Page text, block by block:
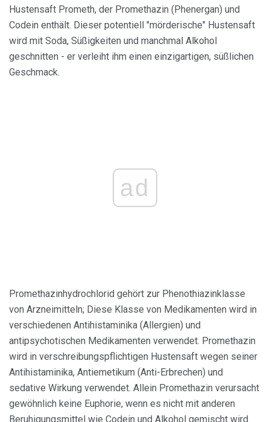
Hustensaft Prometh, der Promethazin (Phenergan) und
Codein enthält. Dieser potentiell "mörderische" Hustensaft
wird mit Soda, Süßigkeiten und manchmal Alkohol
geschnitten - er verleiht ihm einen einzigartigen, süßlichen
Geschmack.
ad
Promethazinhydrochlorid gehört zur Phenothiazinklasse
von Arzneimitteln; Diese Klasse von Medikamenten wird in
verschiedenen Antihistaminika (Allergien) und
antipsychotischen Medikamenten verwendet. Promethazin
wird in verschreibungspflichtigen Hustensaft wegen seiner
Antihistaminika, Antiemetikum (Anti-Erbrechen) und
sedative Wirkung verwendet. Allein Promethazin verursacht
gewöhnlich keine Euphorie, wenn es nicht mit anderen
Beruhigungsmittel wie Codein und Alkohol gemischt wird.